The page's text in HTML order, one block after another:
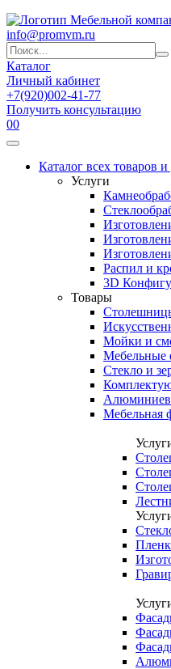
info@promvm.ru
Каталог
Личный кабинет
+7(920)002-41-77
Получить консультацию
00
Каталог всех товаров и
Услуги
Распил и
3D
Товары
Мойки и
Мебельные
Стекло и
Мебельная